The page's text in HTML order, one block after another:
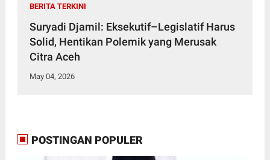
BERITA TERKINI
Suryadi Djamil: Eksekutif–Legislatif Harus
Solid, Hentikan Polemik yang Merusak
Citra Aceh
May 04, 2026
POSTINGAN POPULER